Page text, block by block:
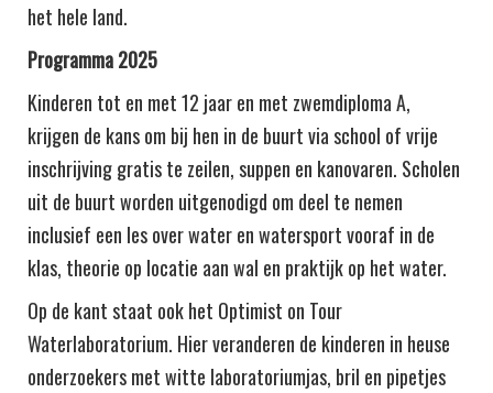
het hele land.
Programma 2025
Kinderen tot en met 12 jaar en met zwemdiploma A,
krijgen de kans om bij hen in de buurt via school of vrije
inschrijving gratis te zeilen, suppen en kanovaren. Scholen
uit de buurt worden uitgenodigd om deel te nemen
inclusief een les over water en watersport vooraf in de
klas, theorie op locatie aan wal en praktijk op het water.
Op de kant staat ook het Optimist on Tour
Waterlaboratorium. Hier veranderen de kinderen in heuse
onderzoekers met witte laboratoriumjas, bril en pipetjes